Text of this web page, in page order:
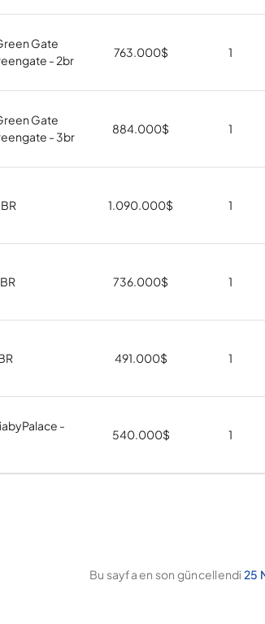
Gate
- 2br
763.000$ 1
Gate
- 3br
884.000$ 1
1.090.000$ 1
736.000$ 1
491.000$ 1
-
540.000$ 1
Bu sayfa en son güncellendi 25